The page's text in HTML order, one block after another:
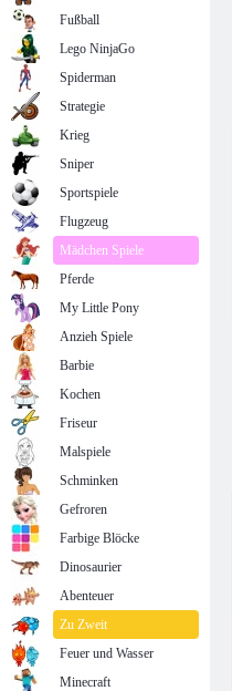
Fußball
Lego NinjaGo
Spiderman
Strategie
Krieg
Sniper
Sportspiele
Flugzeug
Mädchen Spiele
Pferde
My Little Pony
Anzieh Spiele
Barbie
Kochen
Friseur
Malspiele
Schminken
Gefroren
Farbige Blöcke
Dinosaurier
Abenteuer
Zu Zweit
Feuer und Wasser
Minecraft